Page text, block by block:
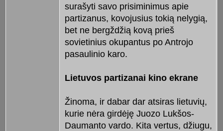
surašyti savo prisiminimus apie
partizanus, kovojusius tokią nelygią,
bet ne bergždžią kovą prieš
sovietinius okupantus po Antrojo
pasaulinio karo.
Lietuvos partizanai kino ekrane
Žinoma, ir dabar dar atsiras lietuvių,
kurie nėra girdėję Juozo Lukšos-
Daumanto vardo. Kita vertus, džiugu,